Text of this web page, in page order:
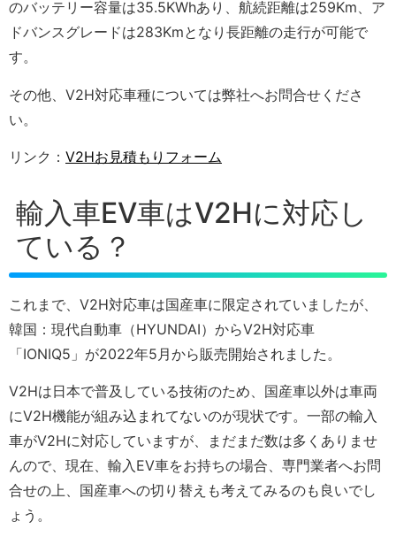
のバッテリー容量は35.5KWhあり、航続距離は259Km、ア
ドバンスグレードは283Kmとなり長距離の走行が可能で
す。
その他、V2H対応車種については弊社へお問合せくださ
い。
リンク： V2Hお見積もりフォーム
輸入車EV車はV2Hに対応し
ている？
これまで、V2H対応車は国産車に限定されていましたが、
韓国：現代自動車（HYUNDAI）からV2H対応車
「IONIQ5」が2022年5月から販売開始されました。
V2Hは日本で普及している技術のため、国産車以外は車両
にV2H機能が組み込まれてないのが現状です。一部の輸入
車がV2Hに対応していますが、まだまだ数は多くありませ
んので、現在、輸入EV車をお持ちの場合、専門業者へお問
合せの上、国産車への切り替えも考えてみるのも良いでし
ょう。